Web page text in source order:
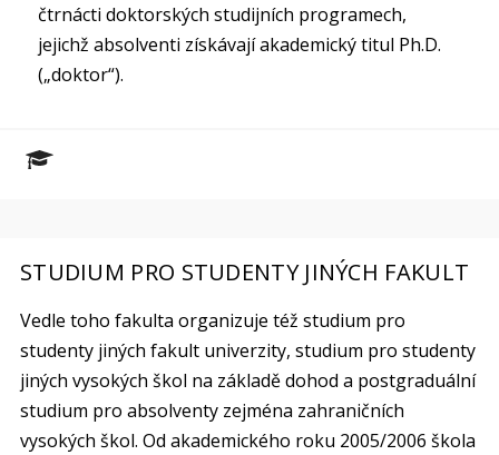
čtrnácti doktorských studijních programech,
jejichž absolventi získávají akademický titul Ph.D.
(„doktor“).
STUDIUM PRO STUDENTY JINÝCH FAKULT
Vedle toho fakulta organizuje též studium pro
studenty jiných fakult univerzity, studium pro studenty
jiných vysokých škol na základě dohod a postgraduální
studium pro absolventy zejména zahraničních
vysokých škol. Od akademického roku 2005/2006 škola